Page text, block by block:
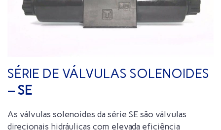
SÉRIE DE VÁLVULAS SOLENOIDES
– SE
As válvulas solenoides da série SE são válvulas
direcionais hidráulicas com elevada eficiência